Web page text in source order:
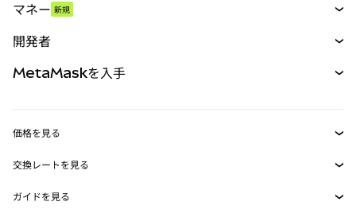
パーペチュアル
RWA
マネー 新規
開発者
MetaMask Connect
Snaps
MetaMaskを入手
セキュリティ
価格を見る
イーサリアムの価格
Solanaの価格
交換レートを見る
ETH→USD
ガイドを見る